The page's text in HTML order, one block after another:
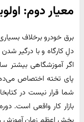
معیار دوم:
برق خودرو برخلاف
دلِ کارگاه و با درگیر
اگر آموزشگاهی بیشتر
پای تخته اختصاص
شما قرار نیست در
بازار کار واقعی است.